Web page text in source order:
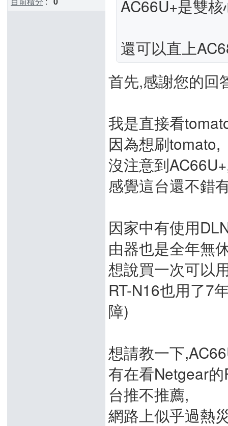
AC66U+是雙
還可以直上
首先,感謝您的回
我是直接看
因為想刷tomato,
沒注意到
感覺這台還不錯
因家中有使用
由器也是全年無
想說買一次可以
RT-N16也用了7
障)
想請教一下
有在看Netgear
台推不推薦,
網路上似乎過熱